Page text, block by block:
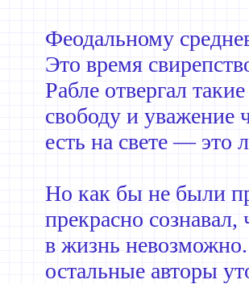
Феодальному
Это время
Рабле отвергал
свободу и уважение
есть на свете — это
Но как бы не были
прекрасно
в жизнь
остальные авторы